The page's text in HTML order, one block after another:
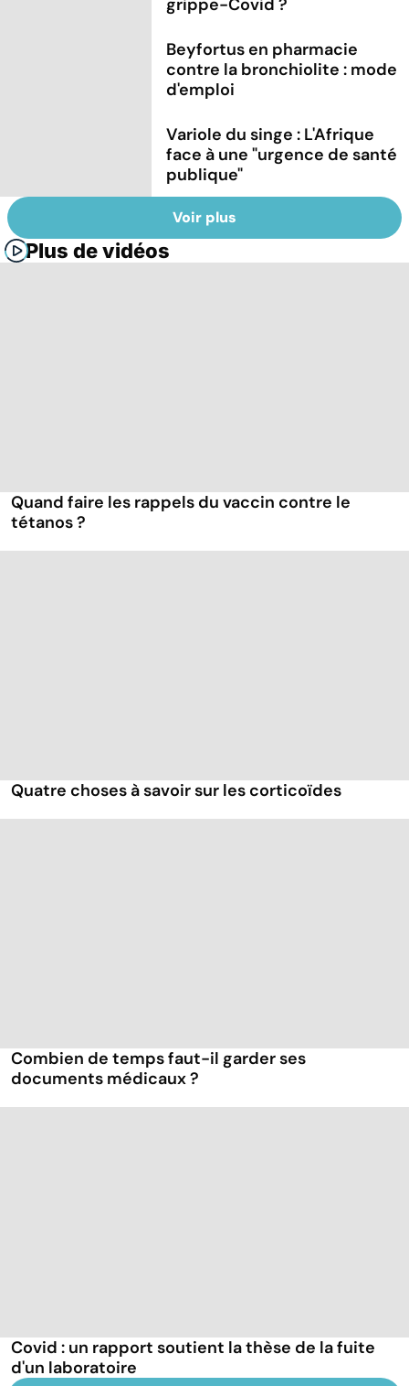
Beyfortus en pharmacie
contre la bronchiolite : mode
d'emploi
Variole du singe : L'Afrique
face à une "urgence de santé
publique"
Voir plus
Plus de vidéos
Quand faire les rappels du vaccin contre le
tétanos ?
Quatre choses à savoir sur les corticoïdes
Combien de temps faut-il garder ses
documents médicaux ?
Covid : un rapport soutient la thèse de la fuite
d'un laboratoire